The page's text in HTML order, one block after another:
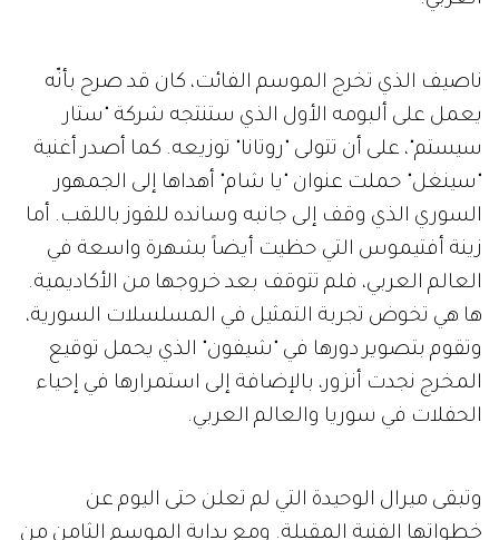
ناصيف الذي تخرج الموسم الفائت، كان قد صرح بأنّه
يعمل على ألبومه الأول الذي ستنتجه شركة "ستار
سيستم"، على أن تتولى "روتانا" توزيعه. كما أصدر أغنية
"سينغل" حملت عنوان "يا شام" أهداها إلى الجمهور
السوري الذي وقف إلى جانبه وسانده للفوز باللقب. أما
زينة أفتيموس التي حظيت أيضاً بشهرة واسعة في
العالم العربي، فلم تتوقف بعد خروجها من الأكاديمية.
ها هي تخوض تجربة التمثيل في المسلسلات السورية،
وتقوم بتصوير دورها في "شيفون" الذي يحمل توقيع
المخرج نجدت أنزور، بالإضافة إلى استمرارها في إحياء
الحفلات في سوريا والعالم العربي.
وتبقى ميرال الوحيدة التي لم تعلن حتى اليوم عن
خطواتها الفنية المقبلة. ومع بداية الموسم الثامن من